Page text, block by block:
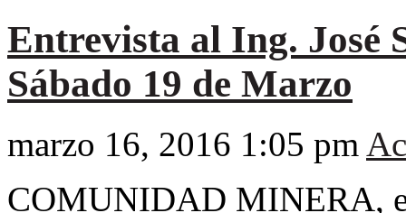
Entrevista al Ing. José
Sábado 19 de Marzo
marzo 16, 2016 1:05 pm
COMUNIDAD MINERA,